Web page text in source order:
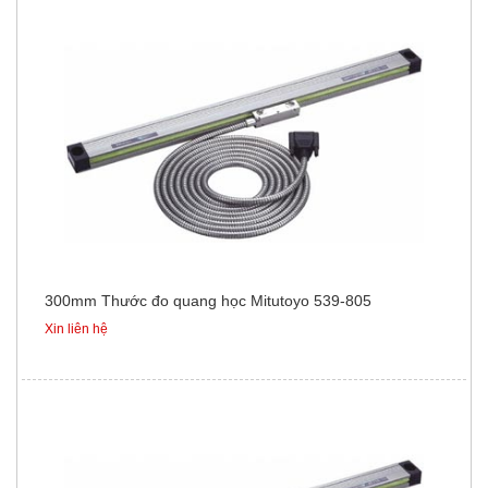
300mm Thước đo quang học Mitutoyo 539-805
Xin liên hệ